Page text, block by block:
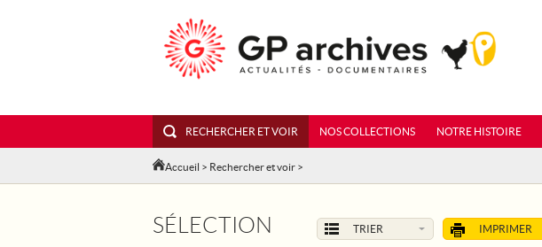
RECHERCHER ET VOIR NOS COLLECTIONS NOTRE HISTOIRE
Accueil > Rechercher et voir >
SÉLECTION TRIER IMPRIMER